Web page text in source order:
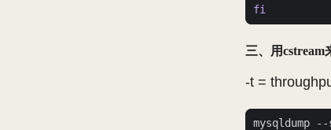
fi
三、用cstream
-t =
mysqldump